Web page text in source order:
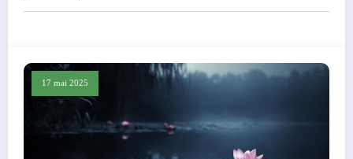
17 mai 2025